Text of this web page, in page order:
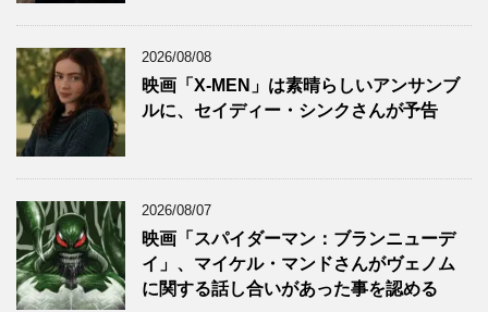
2026/08/08
映画「X-MEN」は素晴らしいアンサンブ
ルに、セイディー・シンクさんが予告
2026/08/07
映画「スパイダーマン：ブランニューデ
イ」、マイケル・マンドさんがヴェノム
に関する話し合いがあった事を認める